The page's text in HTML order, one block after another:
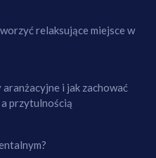
relaksujące miejsce w
i jak zachować
a przytulnością